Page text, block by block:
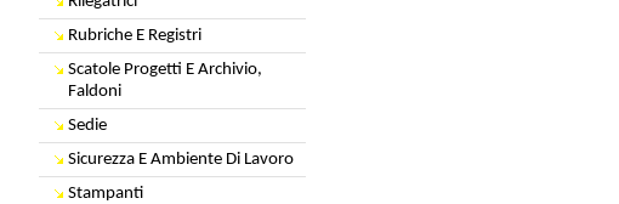
Rubriche E Registri
Scatole Progetti E Archivio,
Faldoni
Sedie
Sicurezza E Ambiente Di Lavoro
Stampanti